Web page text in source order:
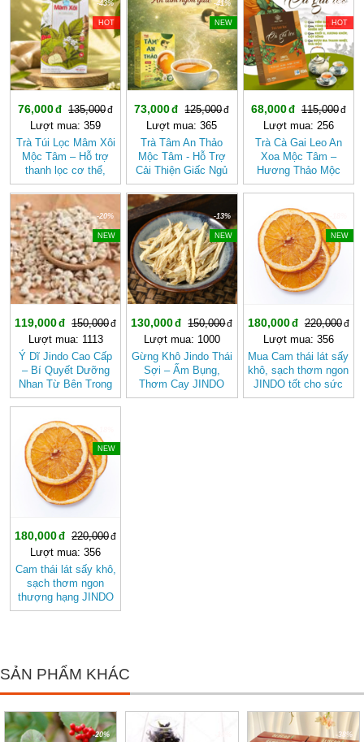
-43%
HOT
76,000
135,000
Lượt mua: 359
Trà Túi Lọc Mâm Xôi
Mộc Tâm – Hỗ trợ
thanh lọc cơ thể,
mang lại cảm giác
nhẹ nhàng
-41%
NEW
73,000
125,000
Lượt mua: 365
Trà Tâm An Thảo
Mộc Tâm - Hỗ Trợ
Cải Thiện Giấc Ngủ
(Hộp 30 túi lọc)
-40%
HOT
68,000
115,000
Lượt mua: 256
Trà Cà Gai Leo An
Xoa Mộc Tâm –
Hương Thảo Mộc
Cho Ngày Thư Thái
-20%
NEW
119,000
150,000
Lượt mua: 1113
Ý Dĩ Jindo Cao Cấp
– Bí Quyết Dưỡng
Nhan Từ Bên Trong
-13%
NEW
130,000
150,000
Lượt mua: 1000
Gừng Khô Jindo Thái
Sợi – Ấm Bụng,
Thơm Cay JINDO
NEW
180,000
220,000
Lượt mua: 356
Mua Cam thái lát sấy
khô, sạch thơm ngon
JINDO tốt cho sức
khỏe
NEW
180,000
220,000
Lượt mua: 356
Cam thái lát sấy khô,
sạch thơm ngon
thượng hạng JINDO
tốt cho sức khỏe
SẢN PHẨM KHÁC
-20% -38%